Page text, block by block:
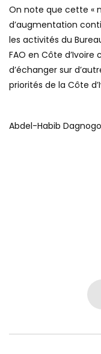
On note que cette «
d’augmentation
les activités du
FAO en Côte
d’échanger sur
priorités de la Côte
Abdel-Habib Dagnogo